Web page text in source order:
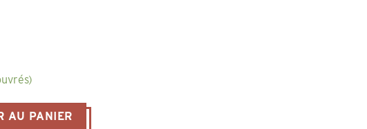
en L 140×140 cm – Pin Massif Brut & Plateau Zinc
AU PANIER